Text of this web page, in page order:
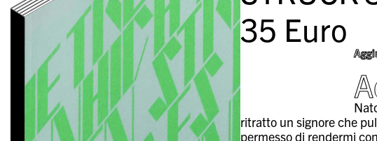
35 Euro
ritratto un signore che
permesso di rendermi